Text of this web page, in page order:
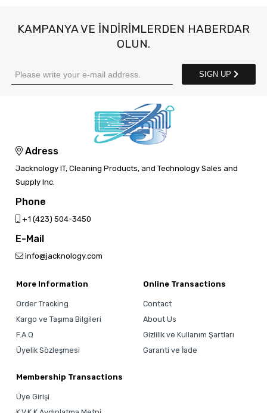
KAMPANYA VE INDIRIMLERDEN HABERDAR
OLUN.
SIGN UP
Adress
Jacknology IT, Cleaning Products, and Technology Sales and
Supply Inc.
Phone
‎+1 (423) 504-3450
E-Mail
info@jacknology.com
More Information
Order Tracking
Kargo ve Taşıma Bilgileri
F.A.Q
Üyelik Sözleşmesi
Online Transactions
Contact
About Us
Gizlilik ve Kullanım Şartları
Garanti ve İade
Membership Transactions
Üye Girişi